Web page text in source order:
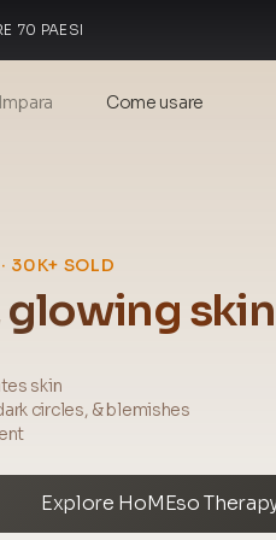
70 PAESI
Impara
® Acido Ialuronico Sonicato
Mesoterapia – scienza e
theOnehydrocollagen
Chi Siamo
Come usare
30K+ SOLD
glowing
skin
circles, & blemishes
Explore HoMEso